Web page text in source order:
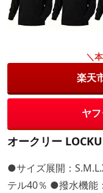
＼
楽天
ヤ
オークリー
●サイズ展開：
テル40％ ●撥水機能